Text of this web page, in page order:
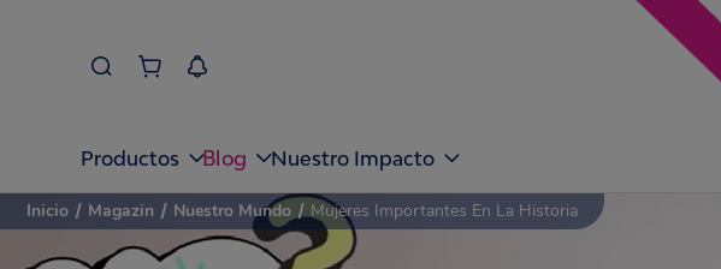
Productos Blog Nuestro Impacto
Inicio / Magazin / Nuestro Mundo / Mujeres Importantes En La Historia